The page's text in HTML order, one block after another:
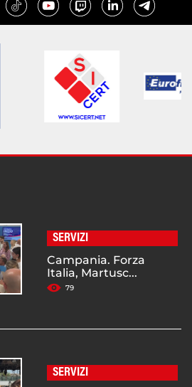
SERVIZI
Campania. Forza
Italia, Martusc...
79
SERVIZI